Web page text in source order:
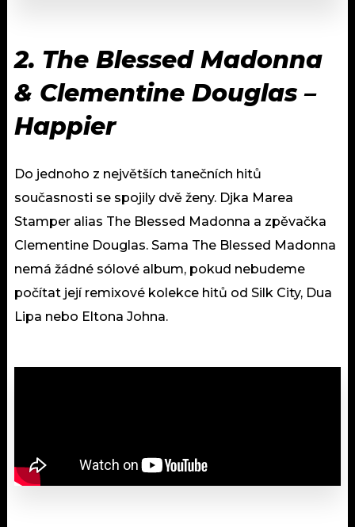
2. The Blessed Madonna
& Clementine Douglas –
Happier
Do jednoho z největších tanečních hitů
současnosti se spojily dvě ženy. Djka Marea
Stamper alias The Blessed Madonna a zpěvačka
Clementine Douglas. Sama The Blessed Madonna
nemá žádné sólové album, pokud nebudeme
počítat její remixové kolekce hitů od Silk City, Dua
Lipa nebo Eltona Johna.